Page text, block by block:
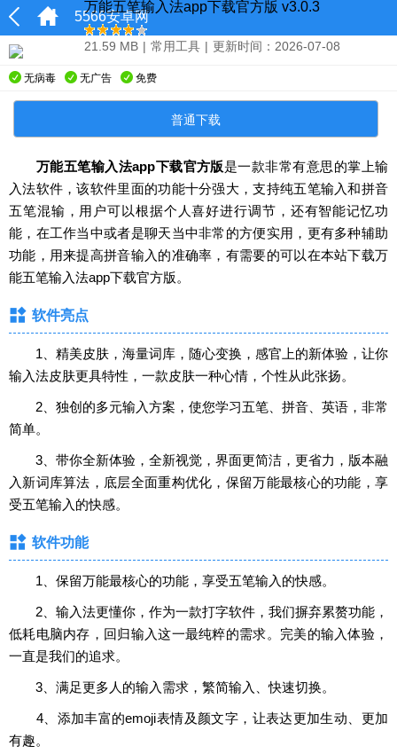
5566安卓网
万能五笔输入法app下载官方版 v3.0.3
21.59 MB | 常用工具 | 更新时间：2026-07-08
无病毒 无广告 免费
普通下载
万能五笔输入法app下载官方版是一款非常有意思的掌上输
入法软件，该软件里面的功能十分强大，支持纯五笔输入和拼音
五笔混输，用户可以根据个人喜好进行调节，还有智能记忆功
能，在工作当中或者是聊天当中非常的方便实用，更有多种辅助
功能，用来提高拼音输入的准确率，有需要的可以在本站下载万
能五笔输入法app下载官方版。
软件亮点
1、精美皮肤，海量词库，随心变换，感官上的新体验，让你
输入法皮肤更具特性，一款皮肤一种心情，个性从此张扬。
2、独创的多元输入方案，使您学习五笔、拼音、英语，非常
简单。
3、带你全新体验，全新视觉，界面更简洁，更省力，版本融
入新词库算法，底层全面重构优化，保留万能最核心的功能，享
受五笔输入的快感。
软件功能
1、保留万能最核心的功能，享受五笔输入的快感。
2、输入法更懂你，作为一款打字软件，我们摒弃累赘功能，
低耗电脑内存，回归输入这一最纯粹的需求。完美的输入体验，
一直是我们的追求。
3、满足更多人的输入需求，繁简输入、快速切换。
4、添加丰富的emoji表情及颜文字，让表达更加生动、更加
有趣。